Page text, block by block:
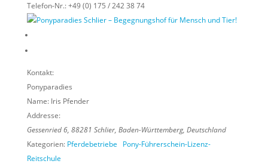
Telefon-Nr.:+49 (0) 175 / 242 38 74
Kontakt:
Ponyparadies
Name: Iris Pfender
Addresse:
Gessenried 6, 88281 Schlier, Baden-Württemberg, Deutschland
Kategorien: Pferdebetriebe
Pony-Führerschein-Lizenz-
Reitschule